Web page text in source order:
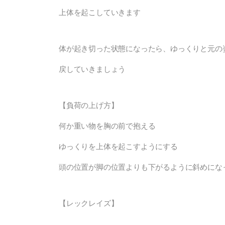
上体を起こしていきます
体が起き切った状態になったら、ゆっくりと元の
戻していきましょう
【負荷の上げ方】
何か重い物を胸の前で抱える
ゆっくりを上体を起こすようにする
頭の位置が脚の位置よりも下がるように斜めにな
【レックレイズ】